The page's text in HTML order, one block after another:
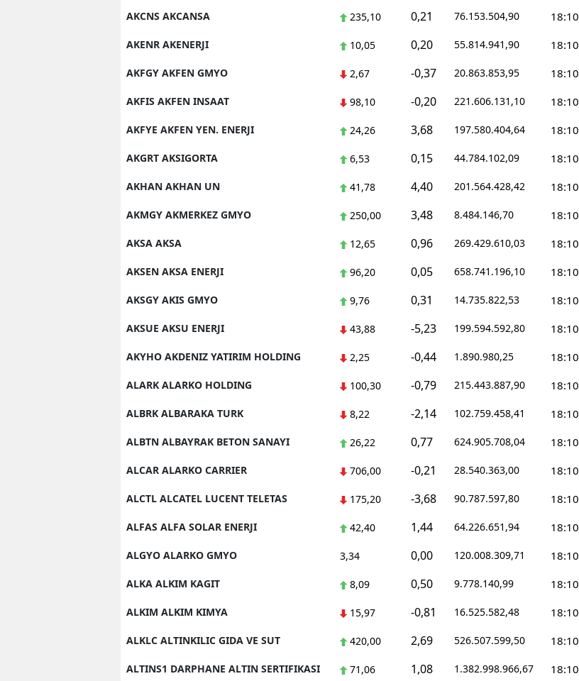
AKCNS AKCANSA 235,10 0,21 76.153.504,90 18:10
AKENR AKENERJI 10,05 0,20 55.814.941,90 18:10
AKFGY AKFEN GMYO 2,67 -0,37 20.863.853,95 18:10
AKFIS AKFEN INSAAT 98,10 -0,20 221.606.131,10 18:10
AKFYE AKFEN YEN. ENERJI 24,26 3,68 197.580.404,64 18:10
AKGRT AKSIGORTA 6,53 0,15 44.784.102,09 18:10
AKHAN AKHAN UN 41,78 4,40 201.564.428,42 18:10
AKMGY AKMERKEZ GMYO 250,00 3,48 8.484.146,70 18:10
AKSA AKSA 12,65 0,96 269.429.610,03 18:10
AKSEN AKSA ENERJI 96,20 0,05 658.741.196,10 18:10
AKSGY AKIS GMYO 9,76 0,31 14.735.822,53 18:10
AKSUE AKSU ENERJI 43,88 -5,23 199.594.592,80 18:10
AKYHO AKDENIZ YATIRIM HOLDING 2,25 -0,44 1.890.980,25 18:10
ALARK ALARKO HOLDING 100,30 -0,79 215.443.887,90 18:10
ALBRK ALBARAKA TURK 8,22 -2,14 102.759.458,41 18:10
ALBTN ALBAYRAK BETON SANAYI 26,22 0,77 624.905.708,04 18:10
ALCAR ALARKO CARRIER 706,00 -0,21 28.540.363,00 18:10
ALCTL ALCATEL LUCENT TELETAS 175,20 -3,68 90.787.597,80 18:10
ALFAS ALFA SOLAR ENERJI 42,40 1,44 64.226.651,94 18:10
ALGYO ALARKO GMYO 3,34 0,00 120.008.309,71 18:10
ALKA ALKIM KAGIT 8,09 0,50 9.778.140,99 18:10
ALKIM ALKIM KIMYA 15,97 -0,81 16.525.582,48 18:10
ALKLC ALTINKILIC GIDA VE SUT 420,00 2,69 526.507.599,50 18:10
ALTINS1 DARPHANE ALTIN SERTIFIKASI 71,06 1,08 1.382.998.966,67 18:10